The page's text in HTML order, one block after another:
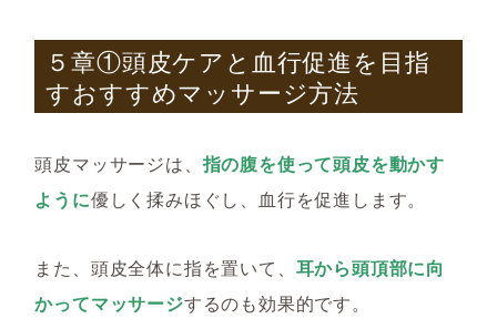
５章①頭皮ケアと血行促進を目指
すおすすめマッサージ方法
頭皮マッサージは、 指の腹を使って頭皮を動かす
ように優しく揉みほぐし、血行を促進します。
また、頭皮全体に指を置いて、 耳から頭頂部に向
かってマッサージするのも効果的です。